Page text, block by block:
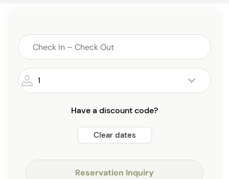
1
Have a discount code?
Clear dates
Reservation Inquiry